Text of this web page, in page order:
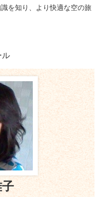
を知り、より快適な空の旅
ル